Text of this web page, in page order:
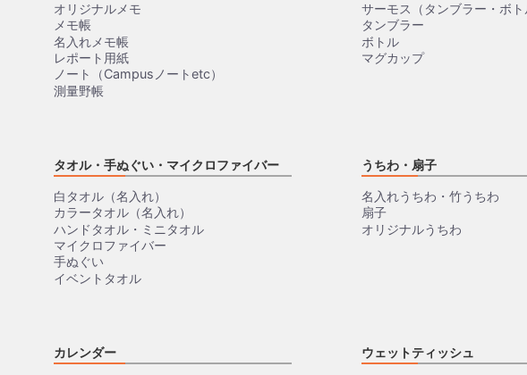
オリジナルメモ
メモ帳
名入れメモ帳
レポート用紙
ノート（Campusノートetc）
測量野帳
タオル・手ぬぐい・マイクロファイバー
白タオル（名入れ）
カラータオル（名入れ）
ハンドタオル・ミニタオル
マイクロファイバー
手ぬぐい
イベントタオル
カレンダー
サーモス（タンブラー・ボト
タンブラー
ボトル
マグカップ
うちわ・扇子
名入れうちわ・竹うちわ
扇子
オリジナルうちわ
ウェットティッシュ